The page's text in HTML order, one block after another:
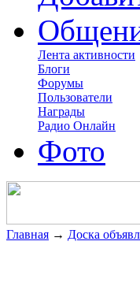
Лента активности
Блоги
Форумы
Пользователи
Награды
Радио Онлайн
Фото
Главная → Доска